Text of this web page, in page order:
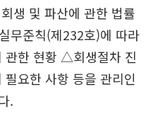
생 및 파산에 관한 법률
무준칙(제232호)에 따라
한 현황 △회생절차 진
요한 사항 등을 관리인
.